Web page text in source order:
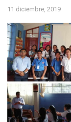
11 diciembre, 2019